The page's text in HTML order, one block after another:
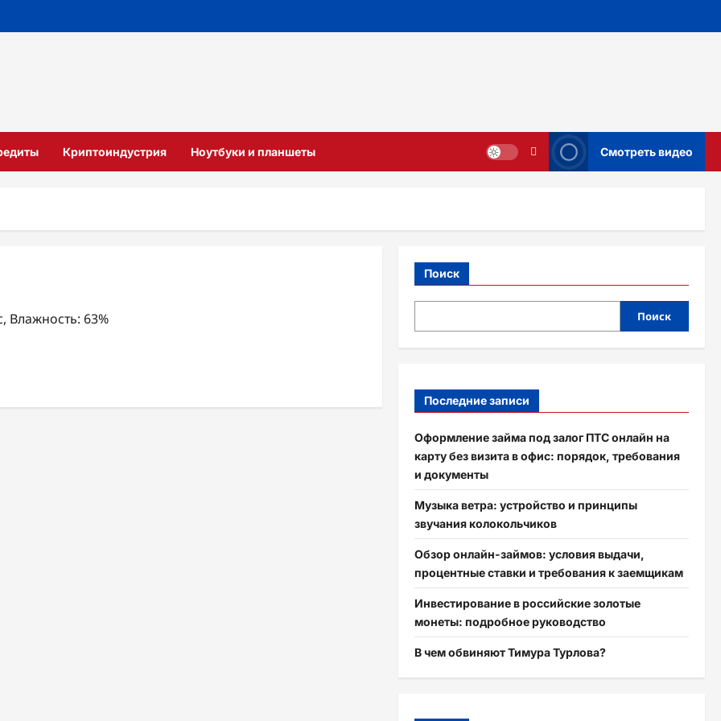
Криптоиндустрия Ноутбуки и планшеты Смотреть видео
Влажность: 63%
Поиск
Поиск
Последние записи
Оформление займа под залог ПТС онлайн на
карту без визита в офис: порядок, требования
и документы
Музыка ветра: устройство и принципы
звучания колокольчиков
Обзор онлайн-займов: условия выдачи,
процентные ставки и требования к заемщикам
Инвестирование в российские золотые
монеты: подробное руководство
В чем обвиняют Тимура Турлова?